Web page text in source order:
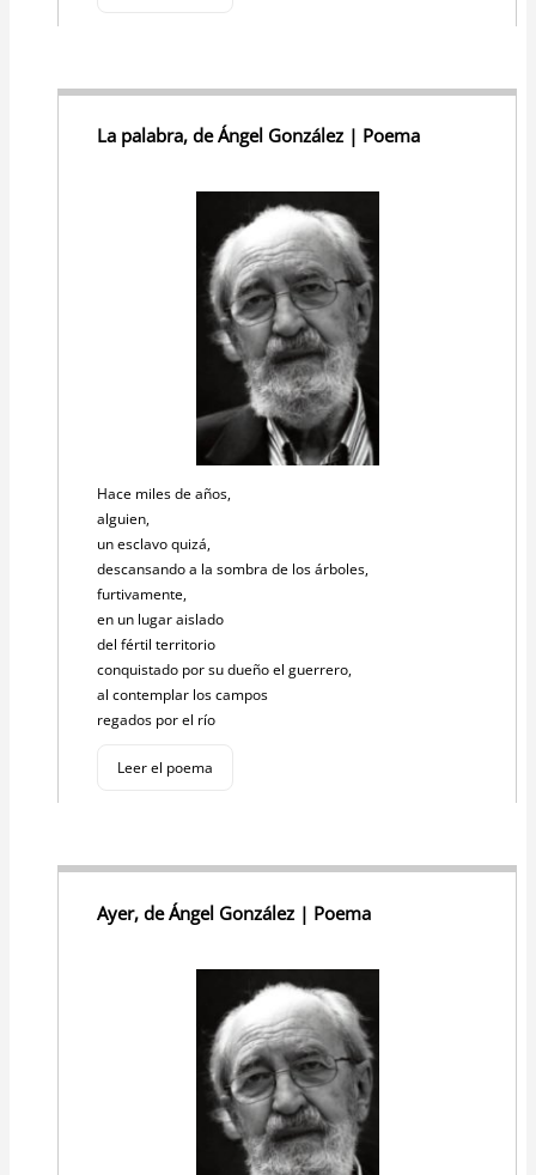
La palabra, de Ángel González | Poema
Hace miles de años,
alguien,
un esclavo quizá,
descansando a la sombra de los árboles,
furtivamente,
en un lugar aislado
del fértil territorio
conquistado por su dueño el guerrero,
al contemplar los campos
regados por el río
Leer el poema
Ayer, de Ángel González | Poema